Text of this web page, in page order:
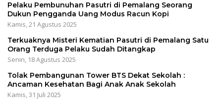
Pelaku Pembunuhan Pasutri di Pemalang Seorang
Dukun Pengganda Uang Modus Racun Kopi
Kamis, 21 Agustus 2025
Terkuaknya Misteri Kematian Pasutri di Pemalang Satu
Orang Terduga Pelaku Sudah Ditangkap
Senin, 18 Agustus 2025
Tolak Pembangunan Tower BTS Dekat Sekolah :
Ancaman Kesehatan Bagi Anak Anak Sekolah
Kamis, 31 Juli 2025